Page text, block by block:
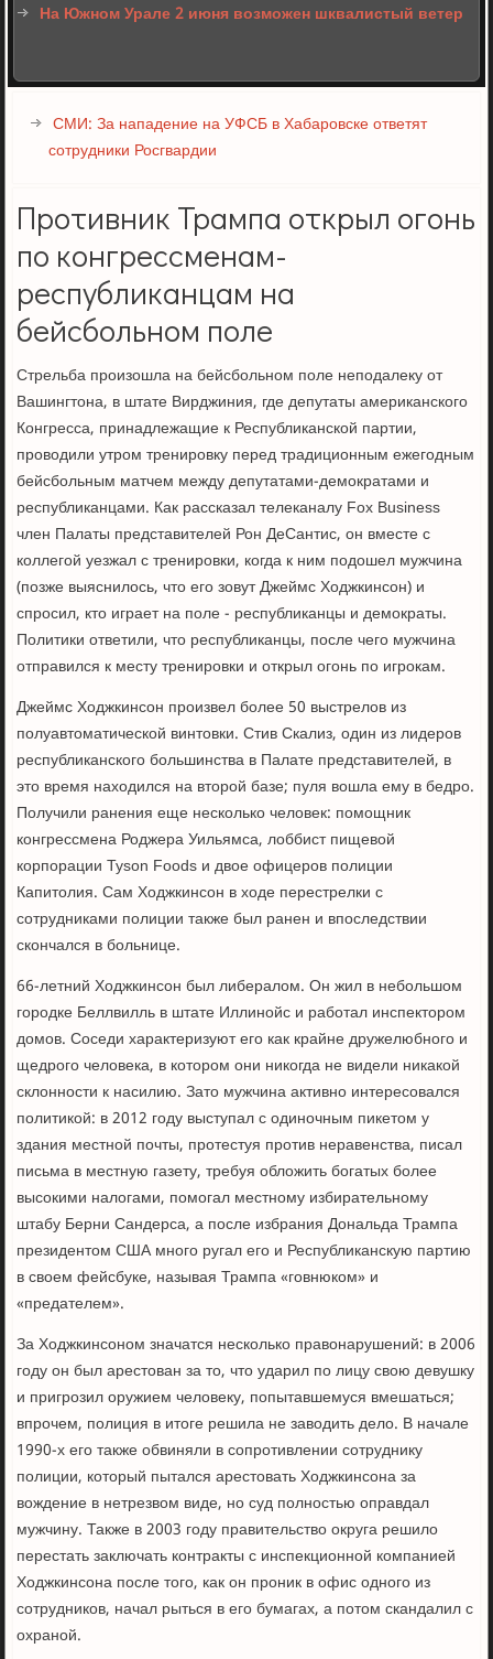
На Южном Урале 2 июня возможен шквалистый ветер
СМИ: За нападение на УФСБ в Хабаровске ответят
сотрудники Росгвардии
Противник Трампа открыл огонь
по конгрессменам-
республиканцам на
бейсбольном поле
Стрельба произошла на бейсбольном поле неподалеку от
Вашингтона, в штате Вирджиния, где депутаты американского
Конгресса, принадлежащие к Республиканской партии,
проводили утром тренировку перед традиционным ежегодным
бейсбольным матчем между депутатами-демократами и
республиканцами. Как рассказал телеканалу Fox Business
член Палаты представителей Рон ДеСантис, он вместе с
коллегой уезжал с тренировки, когда к ним подошел мужчина
(позже выяснилось, что его зовут Джеймс Ходжкинсон) и
спросил, кто играет на поле - республиканцы и демократы.
Политики ответили, что республиканцы, после чего мужчина
отправился к месту тренировки и открыл огонь по игрокам.
Джеймс Ходжкинсон произвел более 50 выстрелов из
полуавтоматической винтовки. Стив Скализ, один из лидеров
республиканского большинства в Палате представителей, в
это время находился на второй базе; пуля вошла ему в бедро.
Получили ранения еще несколько человек: помощник
конгрессмена Роджера Уильямса, лоббист пищевой
корпорации Tyson Foods и двое офицеров полиции
Капитолия. Сам Ходжкинсон в ходе перестрелки с
сотрудниками полиции также был ранен и впоследствии
скончался в больнице.
66-летний Ходжкинсон был либералом. Он жил в небольшом
городке Беллвилль в штате Иллинойс и работал инспектором
домов. Соседи характеризуют его как крайне дружелюбного и
щедрого человека, в котором они никогда не видели никакой
склонности к насилию. Зато мужчина активно интересовался
политикой: в 2012 году выступал с одиночным пикетом у
здания местной почты, протестуя против неравенства, писал
письма в местную газету, требуя обложить богатых более
высокими налогами, помогал местному избирательному
штабу Берни Сандерса, а после избрания Дональда Трампа
президентом США много ругал его и Республиканскую партию
в своем фейсбуке, называя Трампа «говнюком» и
«предателем».
За Ходжкинсоном значатся несколько правонарушений: в 2006
году он был арестован за то, что ударил по лицу свою девушку
и пригрозил оружием человеку, попытавшемуся вмешаться;
впрочем, полиция в итоге решила не заводить дело. В начале
1990-х его также обвиняли в сопротивлении сотруднику
полиции, который пытался арестовать Ходжкинсона за
вождение в нетрезвом виде, но суд полностью оправдал
мужчину. Также в 2003 году правительство округа решило
перестать заключать контракты с инспекционной компанией
Ходжкинсона после того, как он проник в офис одного из
сотрудников, начал рыться в его бумагах, а потом скандалил с
охраной.